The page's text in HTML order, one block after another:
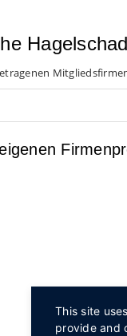
This site
provide and